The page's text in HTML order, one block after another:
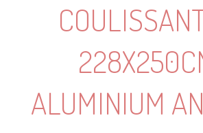
ALUMINIUM